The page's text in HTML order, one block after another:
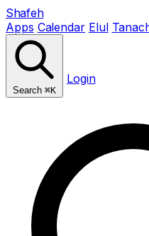
Shafeh
Apps Calendar Elul
Search ⌘K
Login